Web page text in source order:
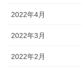
2022年4月
2022年3月
2022年2月